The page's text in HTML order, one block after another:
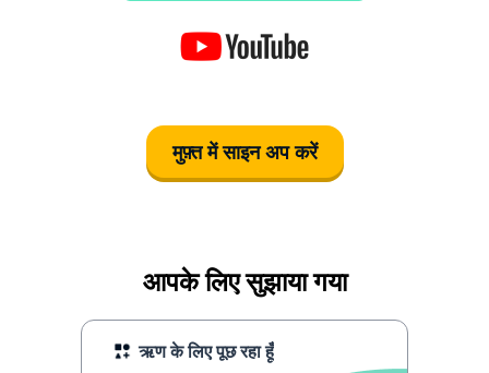
मुफ़्त में साइन अप करें
आपके लिए सुझाया गया
ऋण के लिए पूछ रहा हूँ